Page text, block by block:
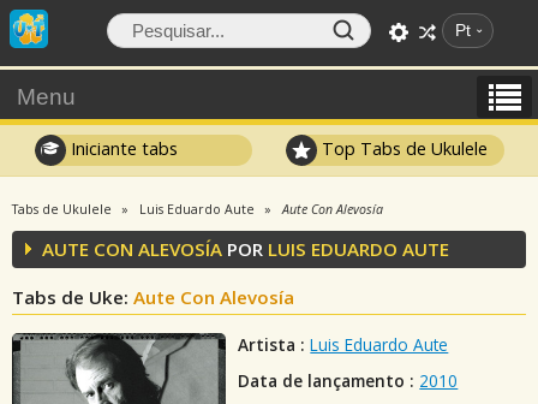
Pt
Menu
Iniciante tabs Top Tabs de Ukulele
Tabs de Ukulele Luis Eduardo Aute Aute Con Alevosía
AUTE CON ALEVOSÍA POR LUIS EDUARDO AUTE
Tabs de Uke: Aute Con Alevosía
Artista : Luis Eduardo Aute
Data de lançamento : 2010